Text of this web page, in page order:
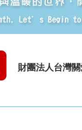
財團法人台灣